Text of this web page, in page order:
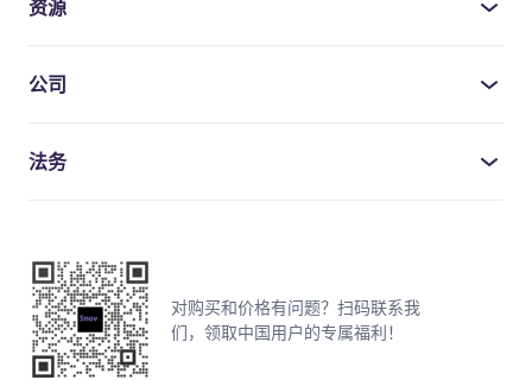
资源
公司
法务
对购买和价格有问题？扫码联系我
们，领取中国用户的专属福利！